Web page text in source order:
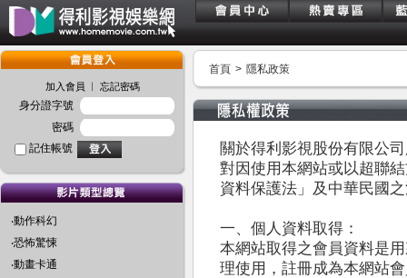
加入會員 ︱ 忘記密碼
身分證字號
密碼
記住帳號
‧動作科幻
‧恐怖驚悚
‧動畫卡通
首頁 > 隱私政策
關於得利影視股份有限公
對因使用本網站或以超聯
資料保護法」及中華民國
一、個人資料取得：
本網站取得之會員資料是
理使用，註冊成為本網站